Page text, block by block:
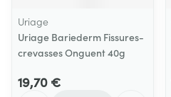
Uriage
Uriage Bariederm Fissures-
crevasses Onguent 40g
19,70 €